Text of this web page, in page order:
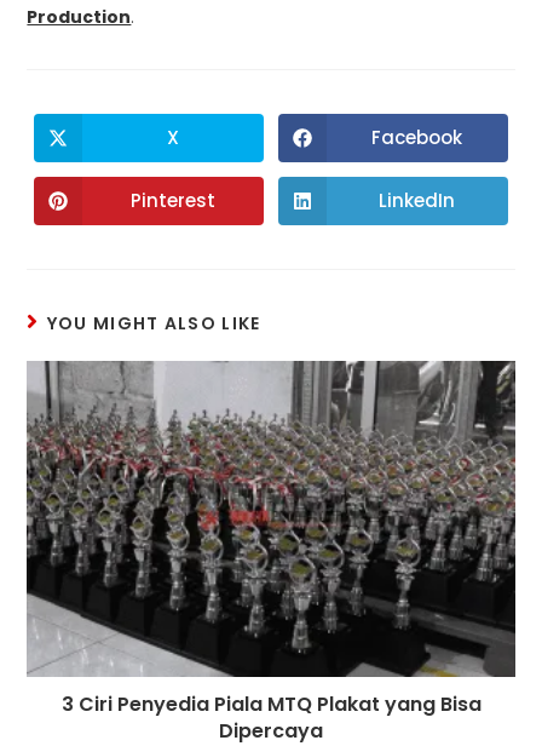
Production.
X Facebook
Pinterest LinkedIn
YOU MIGHT ALSO LIKE
3 Ciri Penyedia Piala MTQ Plakat yang Bisa
Dipercaya